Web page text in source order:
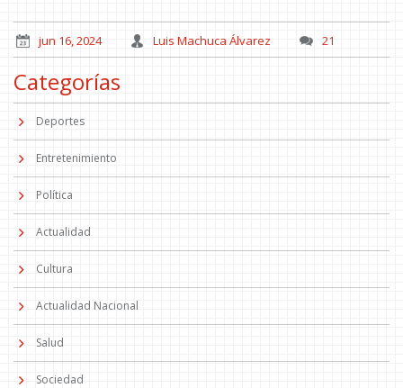
jun 16, 2024 Luis Machuca Álvarez 21
Categorías
Deportes
Entretenimiento
Política
Actualidad
Cultura
Actualidad Nacional
Salud
Sociedad